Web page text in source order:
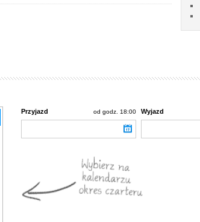
Przyjazd od godz. 18:00 Wyjazd